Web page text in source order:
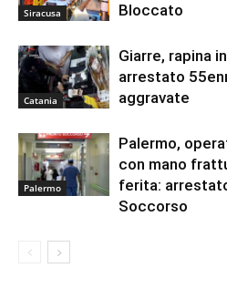
Siracusa
Bloccato
Catania
Giarre, rapina
arrestato
aggravate
Palermo
Palermo,
con mano
ferita:
Soccorso